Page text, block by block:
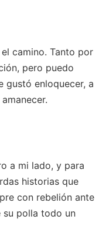
camino. Tanto por
pero puedo
gustó enloquecer, a
a mi lado, y para
historias que
con rebelión ante
su polla todo un